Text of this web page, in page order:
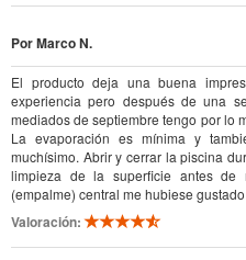
Por Marco N.
El producto deja una buena
experiencia pero después de una
mediados de septiembre tengo por lo
La evaporación es mínima y
muchísimo. Abrir y cerrar la piscina
limpieza de la superficie antes de
(empalme) central me hubiese
Valoración: